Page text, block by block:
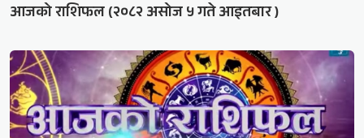
आजको राशिफल (२०८२ असोज ५ गते आइतबार )